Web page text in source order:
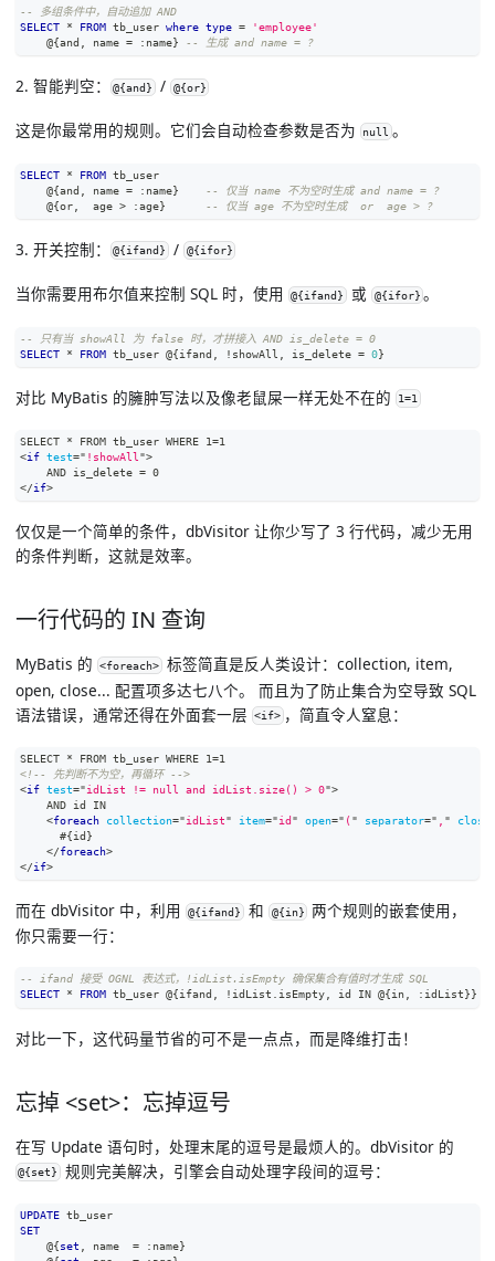
-- 多组条件中，自动追加 AND
SELECT
* FROM tb_user where type =
'employee'
    @{
and name = :name} -- 生成 and name = ?
2. 智能判空： @{and} / @{or}
这是你最常用的规则。它们会自动检查参数是否为 null 。
SELECT * FROM tb_user
    @{
and name = :name}
-- 仅当 name 不为空时生成 and name = ?
    @{
or,
  age
> :age} -- 仅当 age 不为空时生成  or  age > ?
3. 开关控制： @{ifand} / @{ifor}
当你需要用布尔值来控制 SQL 时，使用 @{ifand} 或 @{ifor} 。
-- 只有当 showAll 为 false 时，才拼接入 AND is_delete = 0
SELECT
* FROM tb_user @{ifand ! showAll is_delete = 0}
对比 MyBatis 的臃肿写法以及像老鼠屎一样无处不在的 1=1
SELECT * FROM tb_user WHERE 1=1
<if test=" !showAll ">
    AND is_delete = 0
</if>
仅仅是一个简单的条件，dbVisitor 让你少写了 3 行代码，减少无用
的条件判断，这就是效率。
一行代码的 IN 查询
MyBatis 的 <foreach>
标签简直是反人类设计：collection, item,
open, close... 配置项多达七八个。 而且为了防止集合为空导致 SQL
语法错误，通常还得在外面套一层
<if> ，简直令人窒息：
SELECT * FROM tb_user WHERE 1=1
<!-- 先判断不为空，再循环 -->
<if test="idList != null and idList.size() > 0">
    AND id IN
<foreach collection="idList" item="id" open=" (" separator=" " close
      #{id}
</foreach>
</if>
而在 dbVisitor 中，利用 @{ifand} 和 @{in}
两个规则的嵌套使用，
你只需要一行：
-- ifand 接受 OGNL 表达式，!idList.isEmpty 确保集合有值时才生成 SQL
SELECT
* FROM tb_user @{ifand , !idList .isEmpty, id IN @{in, :idList}}
对比一下，这代码量节省的可不是一点点，而是降维打击！
忘掉 <set>：忘掉逗号
在写 Update 语句时，处理末尾的逗号是最烦人的。dbVisitor 的
@{set} 规则完美解决，引擎会自动处理字段间的逗号：
UPDATE tb_user
SET
    @{
set name = :name}